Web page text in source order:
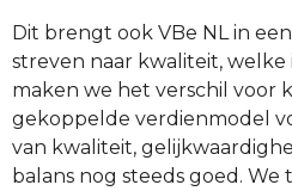
Dit brengt ook VBe NL in
streven naar kwaliteit, welke
maken we het verschil voor
gekoppelde verdienmodel
van kwaliteit,
balans nog steeds goed.